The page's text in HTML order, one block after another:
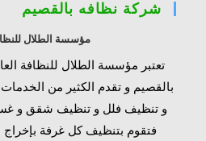
شركة نظافه بالقصيم
مؤسسة الطلال
تعتبر مؤسسة الطلال للنظافة
بالقصيم و تقدم الكثير من
و تنظيف فلل و تنظيف شقق و
فتقوم بتنظيف كل غرفة بإخراج